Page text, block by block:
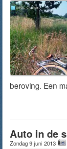
beroving. Een
Auto in de
Zondag 9 juni 2013